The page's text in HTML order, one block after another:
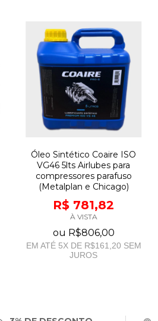
Óleo Sintético Coaire ISO
VG46 5lts Airlubes para
compressores parafuso
(Metalplan e Chicago)
R$ 781,82
À VISTA
ou R$806,00
EM ATÉ 5X DE R$161,20 SEM
JUROS